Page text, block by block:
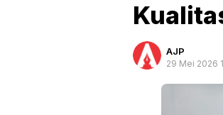
AJP
29 Mei 2026